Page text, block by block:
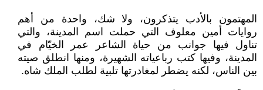
المهتمون بالأدب يتذكرون، ولا شك، واحدة من أهم
روايات أمين معلوف التي حملت اسم المدينة، والتي
تناول فيها جوانب من حياة الشاعر عمر الخيّام في
المدينة، وفيها كتب رباعياته الشهيرة، ومنها انطلق صيته
بين الناس، لكنه يضطر لمغادرتها تلبية لطلب الملك شاه.